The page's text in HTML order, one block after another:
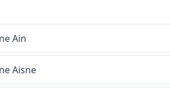
Ain
Aisne